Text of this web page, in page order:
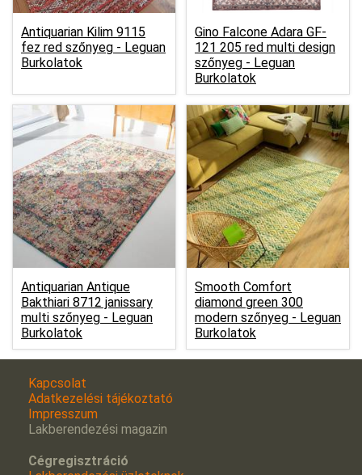
Antiquarian Kilim 9115
fez red szőnyeg - Leguan
Burkolatok
Gino Falcone Adara GF-
121 205 red multi design
szőnyeg - Leguan
Burkolatok
Antiquarian Antique
Bakthiari 8712 janissary
multi szőnyeg - Leguan
Burkolatok
Smooth Comfort
diamond green 300
modern szőnyeg - Leguan
Burkolatok
Kapcsolat
Adatkezelési tájékoztató
Impresszum
Lakberendezési magazin
Cégregisztráció